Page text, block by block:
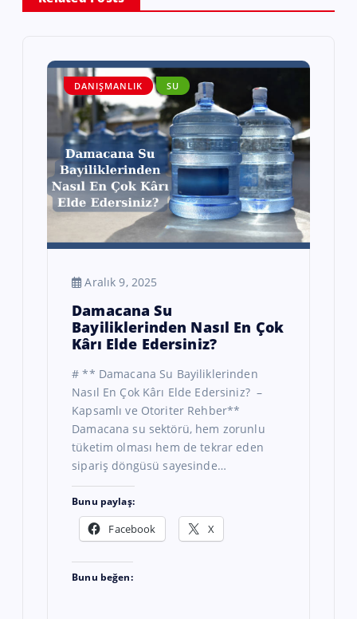
DANIŞMANLIK SU
Aralık 9, 2025
Damacana Su
Bayiliklerinden Nasıl En Çok
Kârı Elde Edersiniz?
# ** Damacana Su Bayiliklerinden
Nasıl En Çok Kârı Elde Edersiniz? –
Kapsamlı ve Otoriter Rehber**
Damacana su sektörü, hem zorunlu
tüketim olması hem de tekrar eden
sipariş döngüsü sayesinde…
Bunu paylaş:
Facebook X
Bunu beğen: